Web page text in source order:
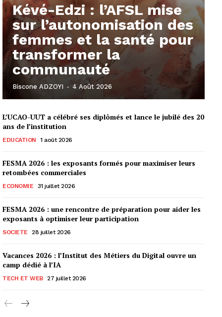
Kévé-Edzi : l’AFSL mise
sur l’autonomisation des
femmes et la santé pour
transformer la
communauté
Biscone ADZOYI - 4 Août 2026
L’UCAO-UUT a célébré ses diplômés et lance le jubilé des 20
ans de l’institution
EDUCATION 1 août 2026
FESMA 2026 : les exposants formés pour maximiser leurs
retombées commerciales
ECONOMIE 31 juillet 2026
FESMA 2026 : une rencontre de préparation pour aider les
exposants à optimiser leur participation
SOCIETE 28 juillet 2026
Vacances 2026 : l’Institut des Métiers du Digital ouvre un
camp dédié à l’IA
TECH ET WEB 27 juillet 2026